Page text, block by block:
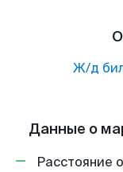
Ж/д
Данные о
Расстояние